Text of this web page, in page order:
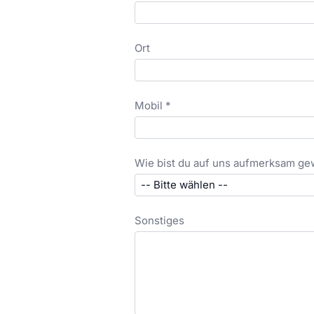
Ort
Mobil *
Wie bist du auf uns aufmerksam
Sonstiges